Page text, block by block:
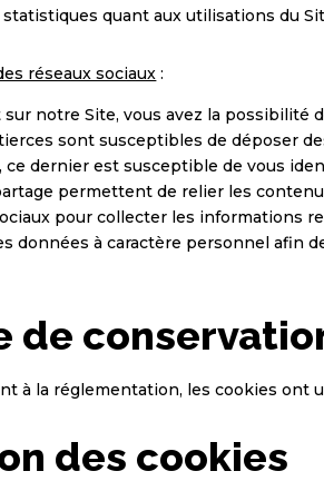
quant aux utilisations du
réseaux sociaux :
sur notre Site, vous avez la possibilité
sont susceptibles de déposer
ce dernier est susceptible de vous
permettent de relier les
pour collecter les informations
données à caractère personnel afin
de
à la réglementation, les cookies ont
des cookies